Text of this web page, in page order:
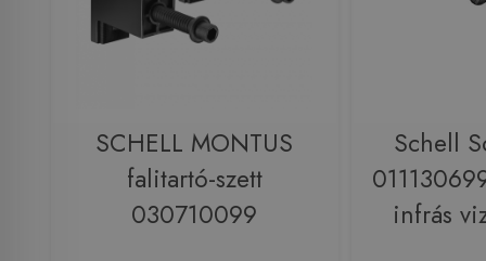
SCHELL MONTUS
falitartó-szett
030710099
Schell
infrás